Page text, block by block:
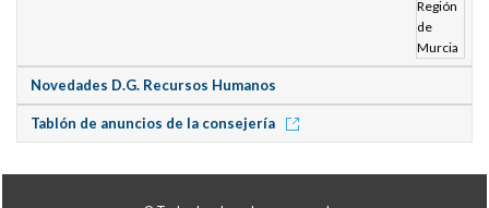
Novedades D.G. Recursos Humanos
Tablón de anuncios de la consejería